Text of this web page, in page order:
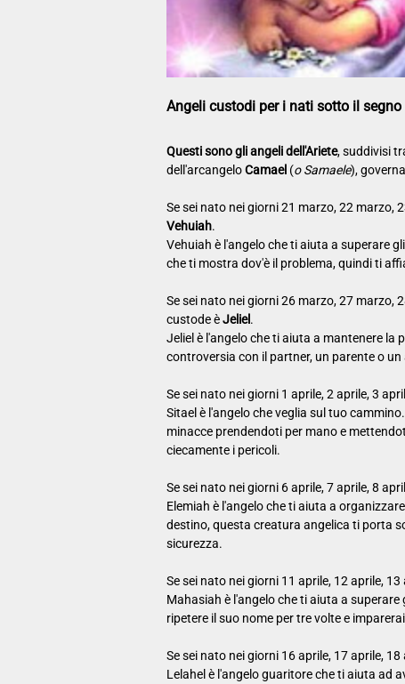
Angeli custodi per i nati sotto il
Questi sono gli angeli dell'Ariete, suddivisi
dell'arcangeloCamael (o Samaele),
Se sei nato nei giorni 21 marzo, 22 marzo,
Vehuiah.
Vehuiah è l'angelo che ti aiuta a superare
che ti mostra dov'è il problema, quindi ti
Se sei nato nei giorni 26 marzo, 27 marzo,
custode èJeliel.
Jeliel è l'angelo che ti aiuta a mantenere la
controversia con il partner, un parente o
Se sei nato nei giorni 1 aprile, 2 aprile, 3
Sitael è l'angelo che veglia sul tuo
minacce prendendoti per mano e
ciecamente i pericoli.
Se sei nato nei giorni 6 aprile, 7 aprile, 8
Elemiah è l'angelo che ti aiuta a
destino, questa creatura angelica ti porta
sicurezza.
Se sei nato nei giorni 11 aprile, 12 aprile,
Mahasiah è l'angelo che ti aiuta a
ripetere il suo nome per tre volte e
Se sei nato nei giorni 16 aprile, 17 aprile,
Lelahel è l'angelo guaritore che ti aiuta ad